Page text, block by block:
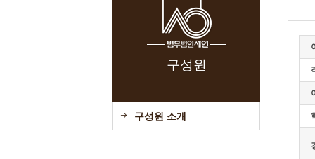
구성원
구성원 소개